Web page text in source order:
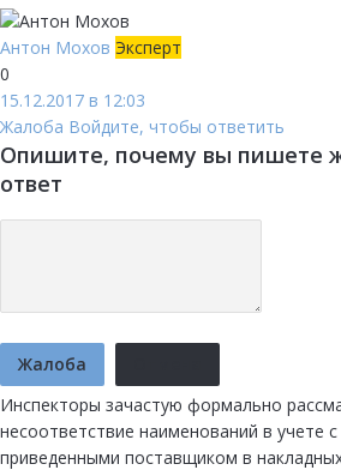
Антон Мохов Эксперт
0
15.12.2017 в 12:03
Жалоба Войдите, чтобы ответить
Опишите, почему вы пишете
ответ
Жалоба
Инспекторы зачастую формально
несоответствие наименований в учете
приведенными поставщиком в